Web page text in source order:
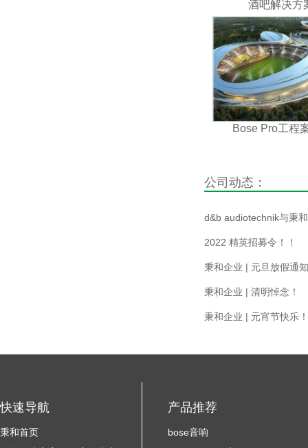
酒吧解决方
Bose Pro工程
公司动态：
d&b audiotechnik与秉
2022 精英招募令！！
秉和企业 | 元旦放假通
秉和企业 | 清明悼念！
秉和企业 | 元宵节快乐！
快速导航
秉和首页
产品推荐
bose音响